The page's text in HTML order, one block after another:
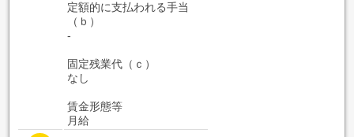
定額的に支払われる手当
（ｂ）
-
固定残業代（ｃ）
なし
賃金形態等
月給